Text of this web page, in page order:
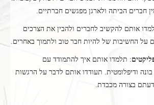
חברים הביתה ולארגן מפגשים חברתיים.
אותם להקשיב לחברים ולהבין את הצרכים
על החשיבות של להיות חבר טוב ולתמוך באחרים.
: תלמדו אותם איך להתמודד עם
בונה ודיפלומטית. תעודדו אותם לדבר על הרגשות
בצורה מכבדת.